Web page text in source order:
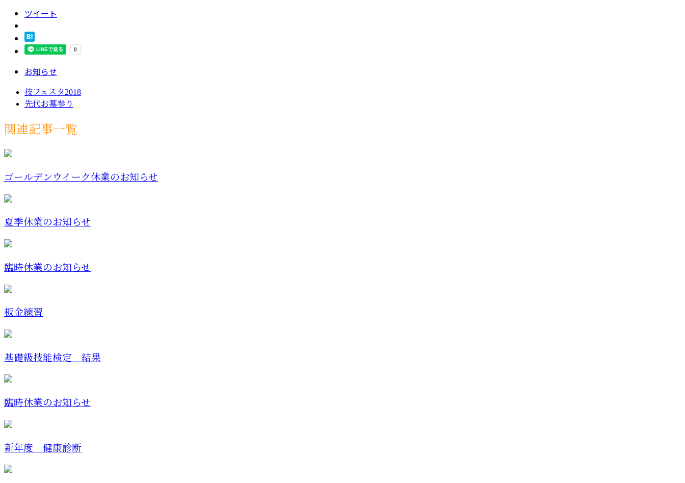
ツイート
お知らせ
技フェスタ2018
先代お墓参り
関連記事一覧
ゴールデンウイーク休業のお知らせ
夏季休業のお知らせ
臨時休業のお知らせ
板金練習
基礎級技能検定 結果
臨時休業のお知らせ
新年度 健康診断